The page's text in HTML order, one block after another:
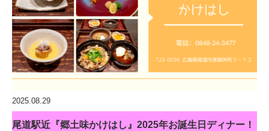
2025.08.29
尾道駅近『郷土味かけはし』2025年お誕生日ディナー！